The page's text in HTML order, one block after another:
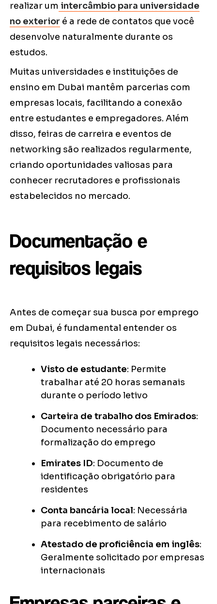
realizar um intercâmbio para universidade
no exterior é a rede de contatos que você
desenvolve naturalmente durante os
estudos.
Muitas universidades e instituições de
ensino em Dubai mantêm parcerias com
empresas locais, facilitando a conexão
entre estudantes e empregadores. Além
disso, feiras de carreira e eventos de
networking são realizados regularmente,
criando oportunidades valiosas para
conhecer recrutadores e profissionais
estabelecidos no mercado.
Documentação e
requisitos legais
Antes de começar sua busca por emprego
em Dubai, é fundamental entender os
requisitos legais necessários:
Visto de estudante: Permite
trabalhar até 20 horas semanais
durante o período letivo
Carteira de trabalho dos Emirados:
Documento necessário para
formalização do emprego
Emirates ID: Documento de
identificação obrigatório para
residentes
Conta bancária local: Necessária
para recebimento de salário
Atestado de proficiência em inglês:
Geralmente solicitado por empresas
internacionais